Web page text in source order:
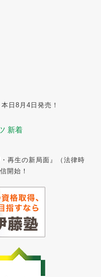
日8月4日発売！
新着
再生の新局面』（法律時
開始！